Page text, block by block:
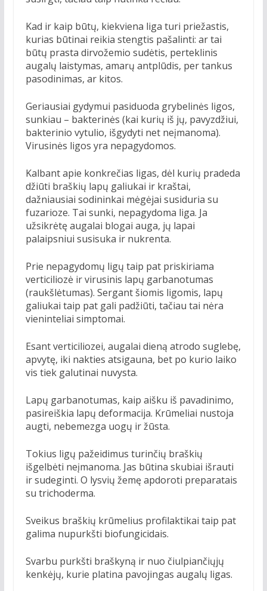
Kad ir kaip būtų, kiekviena liga turi priežastis,
kurias būtinai reikia stengtis pašalinti: ar tai
būtų prasta dirvožemio sudėtis, perteklinis
augalų laistymas, amarų antplūdis, per tankus
pasodinimas, ar kitos.
Geriausiai gydymui pasiduoda grybelinės ligos,
sunkiau – bakterinės (kai kurių iš jų, pavyzdžiui,
bakterinio vytulio, išgydyti net neįmanoma).
Virusinės ligos yra nepagydomos.
Kalbant apie konkrečias ligas, dėl kurių pradeda
džiūti braškių lapų galiukai ir kraštai,
dažniausiai sodininkai mėgėjai susiduria su
fuzarioze. Tai sunki, nepagydoma liga. Ja
užsikrėtę augalai blogai auga, jų lapai
palaipsniui susisuka ir nukrenta.
Prie nepagydomų ligų taip pat priskiriama
verticiliozė ir virusinis lapų garbanotumas
(raukšlėtumas). Sergant šiomis ligomis, lapų
galiukai taip pat gali padžiūti, tačiau tai nėra
vieninteliai simptomai.
Esant verticiliozei, augalai dieną atrodo suglebę,
apvytę, iki nakties atsigauna, bet po kurio laiko
vis tiek galutinai nuvysta.
Lapų garbanotumas, kaip aišku iš pavadinimo,
pasireiškia lapų deformacija. Krūmeliai nustoja
augti, nebemezga uogų ir žūsta.
Tokius ligų pažeidimus turinčių braškių
išgelbėti neįmanoma. Jas būtina skubiai išrauti
ir sudeginti. O lysvių žemę apdoroti preparatais
su trichoderma.
Sveikus braškių krūmelius profilaktikai taip pat
galima nupurkšti biofungicidais.
Svarbu purkšti braškyną ir nuo čiulpiančiųjų
kenkėjų, kurie platina pavojingas augalų ligas.